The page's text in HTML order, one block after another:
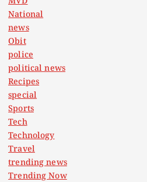
National
news
Obit
police
political news
Recipes
special
Sports
Tech
Technology
Travel
trending news
Trending Now